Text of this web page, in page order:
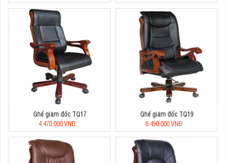
Ghế giám đốc TQ17
4.470.000 VNĐ
Ghế giám đốc TQ19
6.490.000 VNĐ